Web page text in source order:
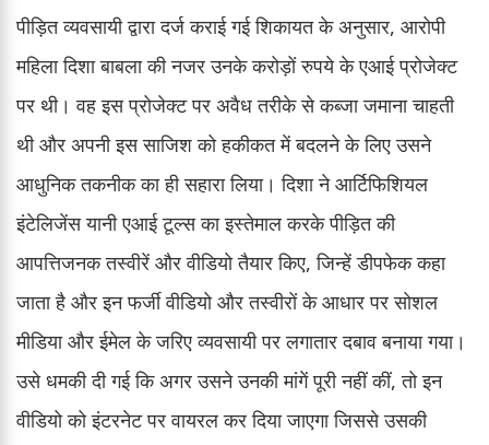
पीड़ित व्यवसायी द्वारा दर्ज कराई गई शिकायत के अनुसार, आरोपी
महिला दिशा बाबला की नजर उनके करोड़ों रुपये के एआई प्रोजेक्ट
पर थी। वह इस प्रोजेक्ट पर अवैध तरीके से कब्जा जमाना चाहती
थी और अपनी इस साजिश को हकीकत में बदलने के लिए उसने
आधुनिक तकनीक का ही सहारा लिया। दिशा ने आर्टिफिशियल
इंटेलिजेंस यानी एआई टूल्स का इस्तेमाल करके पीड़ित की
आपत्तिजनक तस्वीरें और वीडियो तैयार किए, जिन्हें डीपफेक कहा
जाता है और इन फर्जी वीडियो और तस्वीरों के आधार पर सोशल
मीडिया और ईमेल के जरिए व्यवसायी पर लगातार दबाव बनाया गया।
उसे धमकी दी गई कि अगर उसने उनकी मांगें पूरी नहीं कीं, तो इन
वीडियो को इंटरनेट पर वायरल कर दिया जाएगा जिससे उसकी